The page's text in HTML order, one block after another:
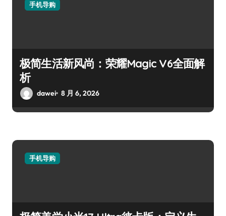
手机导购
极简生活新风尚：荣耀Magic V6全面解
析
dawei 8 月 6, 2026
手机导购